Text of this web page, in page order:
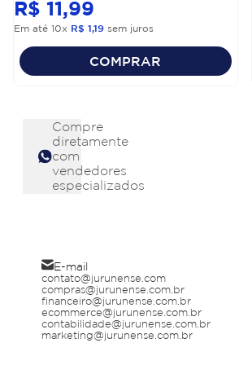
R$ 11,99
Em até10x R$ 1,19 sem juros
COMPRAR
Compre
diretamente
com
vendedores
especializados
E-mail
contato@jurunense.com
compras@jurunense.com.br
financeiro@jurunense.com.br
ecommerce@jurunense.com.br
contabilidade@jurunense.com.br
marketing@jurunense.com.br